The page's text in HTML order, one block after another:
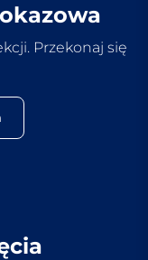
Przekonaj się